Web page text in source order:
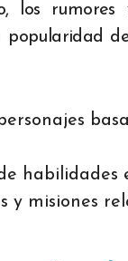
los
habilidades
y misiones